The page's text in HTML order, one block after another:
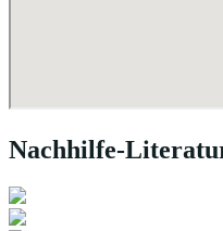
Nachhilfe-